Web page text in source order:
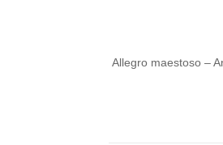
Allegro maestoso –